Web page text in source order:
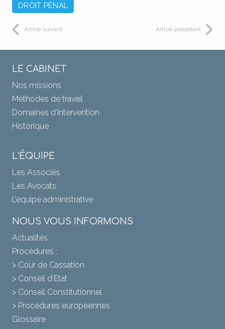
DROIT PÉNAL
Article suivant Article précédent
LE CABINET
Nos missions
Méthodes de travail
Domaines d’intervention
Historique
L’ÉQUIPE
Les Associés
Les Avocats
L’équipe administrative
NOUS VOUS INFORMONS
Actualités
Procédures :
> Cour de Cassation
> Conseil d’Etat
> Conseil Constitutionnel
> Procédures européennes
Glossaire